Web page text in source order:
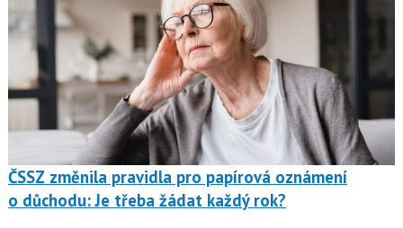
ČSSZ změnila pravidla pro papírová oznámení
o důchodu: Je třeba žádat každý rok?